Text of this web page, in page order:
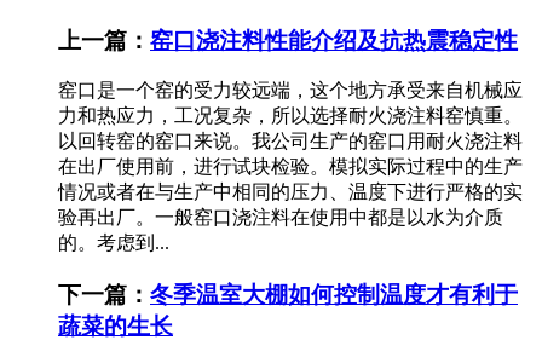
上一篇： 窑口浇注料性能介绍及抗热震稳定性
窑口是一个窑的受力较远端，这个地方承受来自机械应
力和热应力，工况复杂，所以选择耐火浇注料窑慎重。
以回转窑的窑口来说。我公司生产的窑口用耐火浇注料
在出厂使用前，进行试块检验。模拟实际过程中的生产
情况或者在与生产中相同的压力、温度下进行严格的实
验再出厂。一般窑口浇注料在使用中都是以水为介质
的。考虑到...
下一篇： 冬季温室大棚如何控制温度才有利于
蔬菜的生长